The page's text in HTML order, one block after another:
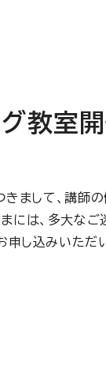
グ教室
まして、講
は、多大なご
し込みいた